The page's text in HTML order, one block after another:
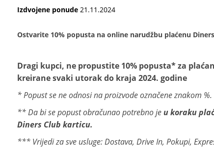
Izdvojene ponude 21.11.2024
Ostvarite 10% popusta na online narudžbu plaćenu
Dragi kupci, ne propustite 10% popusta* za
kreirane svaki utorak do kraja 2024. godine
* Popust se ne odnosi na proizvode označene znakom %.
** Da bi se popust obračunao potrebno je u koraku
Diners Club karticu.
*** Vrijedi za sve usluge: Dostava, Drive In, Pokupi,